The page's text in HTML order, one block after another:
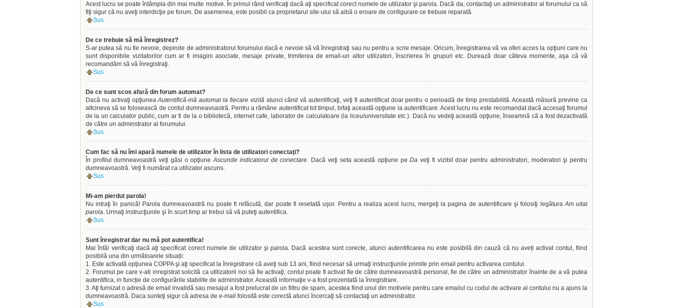
Acest lucru se poate întâmpla din mai multe motive. În primul rând verificaţi dacă aţi specificat corect numele de utilizator şi parola. Dacă da, contactaţi un administrator al forumului ca să
fiţi sigur că nu aveţi interdicţie pe forum. De asemenea, este posibil ca proprietarul site-ului să aibă o eroare de configurare ce trebuie reparată.
Sus
De ce trebuie să mă înregistrez?
S-ar putea să nu fie nevoie, depinde de administratorul forumului dacă e nevoie să vă înregistraţi sau nu pentru a scrie mesaje. Oricum, înregistrarea vă va oferi acces la opţiuni care nu
sunt disponibile vizitatorilor cum ar fi imagini asociate, mesaje private, trimiterea de email-uri altor utilizatori, înscrierea în grupuri etc. Durează doar câteva momente, aşa că vă
recomandăm să vă înregistraţi.
Sus
De ce sunt scos afară din forum automat?
Dacă nu activaţi opţiuneaAutentifică-mă automat la fiecare vizităatunci când vă autentificaţi, veţi fi autentificat doar pentru o perioadă de timp prestabilită. Această măsură previne ca
altcineva să se folosească de contul dumneavoastră. Pentru a rămâne autentificat tot timpul, bifaţi această opţiune la autentificare. Acest lucru nu este recomandat dacă accesaţi forumul
de la un calculator public, cum ar fi de la o bibliotecă, internet cafe, laborator de calculatoare (la liceu/universitate etc.). Dacă nu vedeţi această opţiune, înseamnă că a fost dezactivată
de către un adminstrator al forumului.
Sus
Cum fac să nu îmi apară numele de utilizator în lista de utilizatori conectaţi?
În profilul dumneavoastră veţi găsi o opţiuneAscunde indicatorul de conectare. Dacă veţi seta această opţiune peDa veţi fi vizibil doar pentru administratori, moderatori şi pentru
dumneavoastră. Veţi fi numărat ca utilizator ascuns.
Sus
Mi-am pierdut parola!
Nu intraţi în panică! Parola dumneavoastră nu poate fi refăcută, dar poate fi resetată uşor. Pentru a realiza acest lucru, mergeţi la pagina de autentificare şi folosiţi legăturaAm uitat
parola. Urmaţi instrucţiunile şi în scurt timp ar trebui să vă puteţi autentifica.
Sus
Sunt înregistrat dar nu mă pot autentifica!
Mai întâi verificaţi dacă aţi specificat corect numele de utilizator şi parola. Dacă acestea sunt corecte, atunci autentificarea nu este posibilă din cauză că nu aveți activat contul, fiind
posibilă una din următoarele situații:
1. Este activată opţiunea COPPA şi aţi specificat la înregistrare că aveţi sub 13 ani, fiind necesar să urmaţi instrucţiunile primite prin email pentru activarea contului.
2. Forumul pe care v-ati inregistrat solicită ca utilizatorii noi să fie activaţi; contul poate fi activat fie de către dumneavoastră personal, fie de către un administrator înainte de a vă putea
autentifica, in funcție de configurările stabilite de administrator. Această informaţie v-a fost prezentată la înregistrare.
3. Aţi furnizat o adresă de email invalidă sau mesajul a fost prelucrat de un filtru de spam, acestea fiind unul din motivele pentru care emailul cu codul de activare al contului nu a ajuns la
dumneavoastră. Daca sunteţi sigur că adresa de e-mail folosită este corectă atunci încercaţi să contactaţi un administrator.
Sus